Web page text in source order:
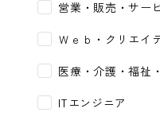
営業・販売・サー
Ｗｅｂ・クリエイ
医療・介護・福祉
ITエンジニア